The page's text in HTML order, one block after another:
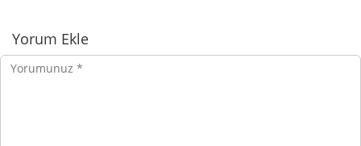
Yorumlar
Yorum Ekle
Yorumunuz